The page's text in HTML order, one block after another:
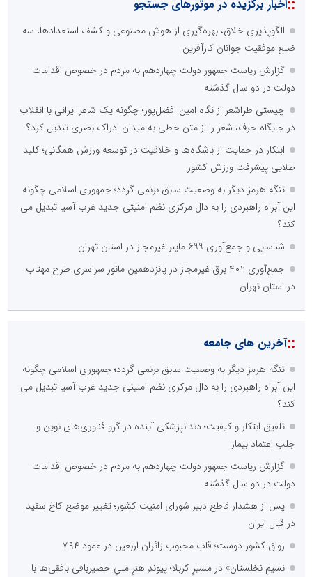
اخبار برگزیده در موتورهای جستجو
الگوپذیری خلاق، بهره‌گیری از هوش مصنوعی و کشف استعدادها، سه
ضلع موفقیت جوانان کارآفرین
گزارش ریاست جمهور دولت چهاردهم به مردم در خصوص اقدامات
دولت در دو سال گذشته
چیستی طراشعر از نگاه امین افضل‌پور؛ چگونه یک شاعر ایرانی با انقلاب
در جایگاه حرف، شعر را از متن خطی به میدان ادراک بصری تبدیل کرد؟
ابتکار در حمایت از باشگاه‌ها و خلاقیت در توسعه ورزش همگانی؛ کلید
طلایی پیشرفت ورزش کشور
تنگه هرمز دیگر به وضعیت سابق برنمی گردد؛ جمهوری اسلامی چگونه
این آبراه راهبردی را به دال مرکزی نظم امنیتی جدید غرب آسیا تبدیل می
کند؟
شناسایی و جمع‌آوری 699 ماینر غیرمجاز در استان تهران
جمع‌آوری ۴۰۲ برق غیرمجاز در پانزدهمین مانور سراسری طرح مهتاب
در استان تهران
::آخرین های جامعه
تنگه هرمز دیگر به وضعیت سابق برنمی گردد؛ جمهوری اسلامی چگونه
این آبراه راهبردی را به دال مرکزی نظم امنیتی جدید غرب آسیا تبدیل می
کند؟
تلفیق ابتکار و کیفیت؛ دندانپزشکی آینده در گرو فناوری‌های نوین و
جلب اعتماد بیمار
گزارش ریاست جمهور دولت چهاردهم به مردم در خصوص اقدامات
دولت در دو سال گذشته
پس از هشدار قاطع دبیر شورای امنیت کشور؛ تغییر موضع کاخ سفید
در قبال ایران
رواق کشور دوست؛ قاب محبوب زائران اربعین در عمود ۷۹۴
نسیمِ نخلستان» در مسیرِ کربلا؛ پیوندِ هنرِ ملیِ حصیربافی بافقی‌ها با